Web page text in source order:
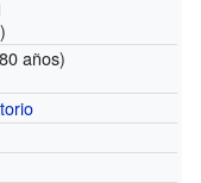
)
años)